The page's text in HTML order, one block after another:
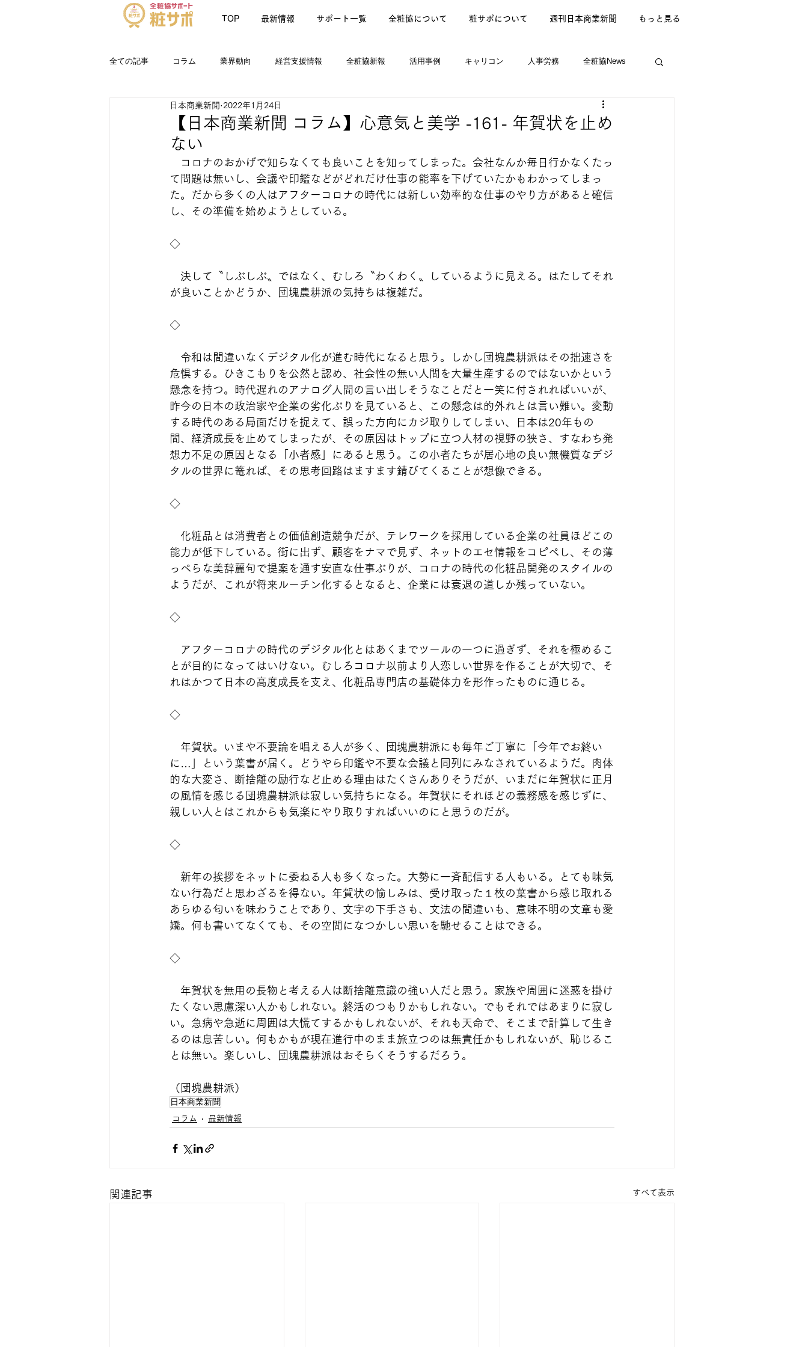
TOP 最新情報 サポート一覧 全粧協について 粧サポについて 週刊日本商業新聞 もっと見る
全ての記事 コラム 業界動向 経営支援情報 全粧協新報 活用事例 キャリコン 人事労務 全粧協News
最新情報 粧サポNews
【日本商業新聞 コラム】心意気と美学 -161- 年賀状を止め
ない
日本商業新聞 2022年1月24日
コロナのおかげで知らなくても良いことを知ってしまった。会社なんか毎日行かなくたっ
て問題は無いし、会議や印鑑などがどれだけ仕事の能率を下げていたかもわかってしまっ
た。だから多くの人はアフターコロナの時代には新しい効率的な仕事のやり方があると確信
し、その準備を始めようとしている。
◇
決して〝しぶしぶ〟ではなく、むしろ〝わくわく〟しているように見える。はたしてそれ
が良いことかどうか、団塊農耕派の気持ちは複雑だ。
◇
令和は間違いなくデジタル化が進む時代になると思う。しかし団塊農耕派はその拙速さを
危惧する。ひきこもりを公然と認め、社会性の無い人間を大量生産するのではないかという
懸念を持つ。時代遅れのアナログ人間の言い出しそうなことだと一笑に付されればいいが、
昨今の日本の政治家や企業の劣化ぶりを見ていると、この懸念は的外れとは言い難い。変動
する時代のある局面だけを捉えて、誤った方向にカジ取りしてしまい、日本は20年もの
間、経済成長を止めてしまったが、その原因はトップに立つ人材の視野の狭さ、すなわち発
想力不足の原因となる「小者感」にあると思う。この小者たちが居心地の良い無機質なデジ
タルの世界に篭れば、その思考回路はますます錆びてくることが想像できる。
◇
化粧品とは消費者との価値創造競争だが、テレワークを採用している企業の社員ほどこの
能力が低下している。街に出ず、顧客をナマで見ず、ネットのエセ情報をコピペし、その薄
っぺらな美辞麗句で提案を通す安直な仕事ぶりが、コロナの時代の化粧品開発のスタイルの
ようだが、これが将来ルーチン化するとなると、企業には衰退の道しか残っていない。
◇
アフターコロナの時代のデジタル化とはあくまでツールの一つに過ぎず、それを極めるこ
とが目的になってはいけない。むしろコロナ以前より人恋しい世界を作ることが大切で、そ
れはかつて日本の高度成長を支え、化粧品専門店の基礎体力を形作ったものに通じる。
◇
年賀状。いまや不要論を唱える人が多く、団塊農耕派にも毎年ご丁寧に「今年でお終い
に…」という葉書が届く。どうやら印鑑や不要な会議と同列にみなされているようだ。肉体
的な大変さ、断捨離の励行など止める理由はたくさんありそうだが、いまだに年賀状に正月
の風情を感じる団塊農耕派は寂しい気持ちになる。年賀状にそれほどの義務感を感じずに、
親しい人とはこれからも気楽にやり取りすればいいのにと思うのだが。
◇
新年の挨拶をネットに委ねる人も多くなった。大勢に一斉配信する人もいる。とても味気
ない行為だと思わざるを得ない。年賀状の愉しみは、受け取った１枚の葉書から感じ取れる
あらゆる匂いを味わうことであり、文字の下手さも、文法の間違いも、意味不明の文章も愛
嬌。何も書いてなくても、その空間になつかしい思いを馳せることはできる。
◇
年賀状を無用の長物と考える人は断捨離意識の強い人だと思う。家族や周囲に迷惑を掛け
たくない思慮深い人かもしれない。終活のつもりかもしれない。でもそれではあまりに寂し
い。急病や急逝に周囲は大慌てするかもしれないが、それも天命で、そこまで計算して生き
るのは息苦しい。何もかもが現在進行中のまま旅立つのは無責任かもしれないが、恥じるこ
とは無い。楽しいし、団塊農耕派はおそらくそうするだろう。
（団塊農耕派）
日本商業新聞
コラム 最新情報
関連記事 すべて表示